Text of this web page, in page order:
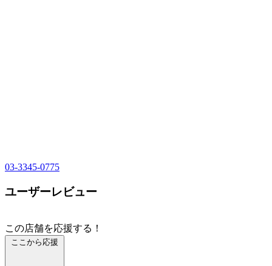
03-3345-0775
ユーザーレビュー
この店舗を応援する！
ここから応援